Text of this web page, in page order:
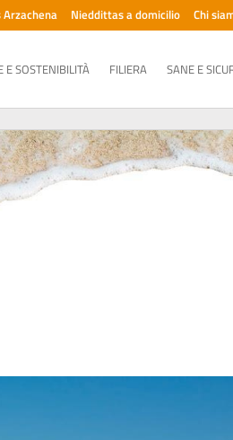
Nieddittas a domicilio Chi
E SOSTENIBILITÀ FILIERA SANE E